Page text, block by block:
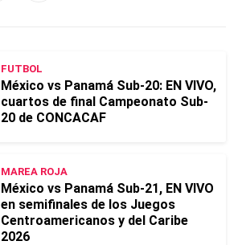
FUTBOL
México vs Panamá Sub-20: EN VIVO,
cuartos de final Campeonato Sub-
20 de CONCACAF
MAREA ROJA
México vs Panamá Sub-21, EN VIVO
en semifinales de los Juegos
Centroamericanos y del Caribe
2026